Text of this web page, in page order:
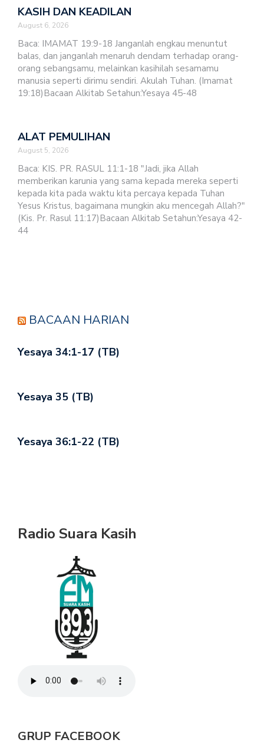
KASIH DAN KEADILAN
August 6, 2026
Baca: IMAMAT 19:9-18 Janganlah engkau menuntut
balas, dan janganlah menaruh dendam terhadap orang-
orang sebangsamu, melainkan kasihilah sesamamu
manusia seperti dirimu sendiri. Akulah Tuhan. (Imamat
19:18)Bacaan Alkitab Setahun:Yesaya 45-48
ALAT PEMULIHAN
August 5, 2026
Baca: KIS. PR. RASUL 11:1-18 "Jadi, jika Allah
memberikan karunia yang sama kepada mereka seperti
kepada kita pada waktu kita percaya kepada Tuhan
Yesus Kristus, bagaimana mungkin aku mencegah Allah?"
(Kis. Pr. Rasul 11:17)Bacaan Alkitab Setahun:Yesaya 42-
44
BACAAN HARIAN
Yesaya 34:1-17 (TB)
Yesaya 35 (TB)
Yesaya 36:1-22 (TB)
Radio Suara Kasih
GRUP FACEBOOK